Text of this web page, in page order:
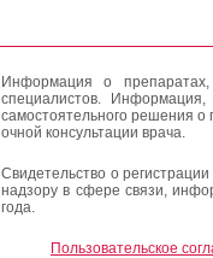
Информация о
специалистов.
самостоятельного решения
очной консультации врача.
Свидетельство о
надзору в сфере связи,
года.
Пользовательское